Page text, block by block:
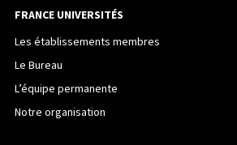
FRANCE UNIVERSITÉS
Les établissements membres
Le Bureau
L’équipe permanente
Notre organisation